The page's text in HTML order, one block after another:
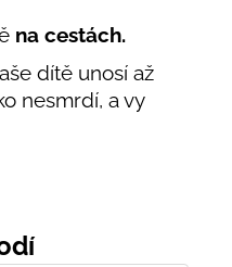
na cestách.
dítě unosí až
nesmrdí, a vy